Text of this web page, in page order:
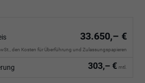
33.650,– €
den Kosten für Überführung und Zulassungspapieren
303,– € mtl.